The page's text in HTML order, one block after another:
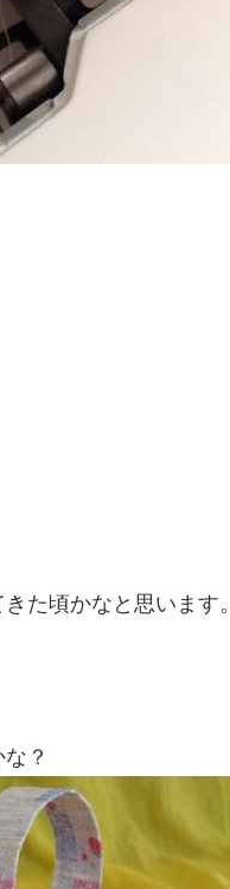
た頃かなと思います。
？